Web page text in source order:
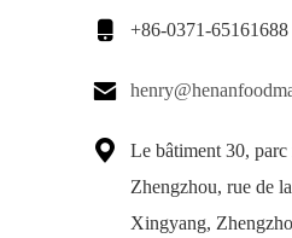
 +86-0371-65161688


Le bâtiment 30,
Zhengzhou, rue de
Xingyang,